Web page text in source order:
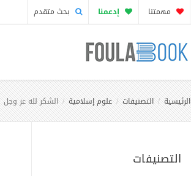
مهمتنا إدعمنا بحث متقدم
الرئيسية التصنيفات علوم إسلامية الشكر لله عز وجل
التصنيفات